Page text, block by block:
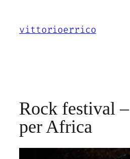
contenuto
vittorioerrico
Rock festival
per Africa